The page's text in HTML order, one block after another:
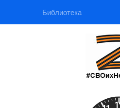
Библиотека